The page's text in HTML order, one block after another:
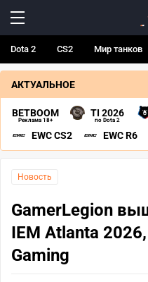
Dota 2 CS2 Мир танков
АКТУАЛЬНОЕ
BETBOOM
Реклама 18+
TI 2026
по Dota 2
EWC CS2 EWC R6
Новость
GamerLegion
IEM Atlanta
Gaming